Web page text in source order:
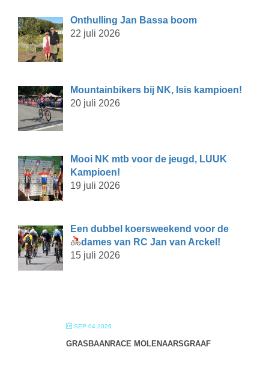
Onthulling Jan Bassa boom
22 juli 2026
Mountainbikers bij NK, Isis kampioen!
20 juli 2026
Mooi NK mtb voor de jeugd, LUUK
Kampioen!
19 juli 2026
Een dubbel koersweekend voor de
dames van RC Jan van Arckel!
15 juli 2026
SEP 04 2026
GRASBAANRACE MOLENAARSGRAAF